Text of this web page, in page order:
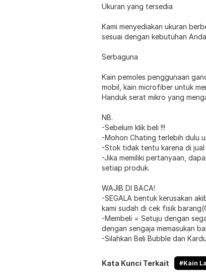
Ukuran yang tersedia
Kami menyediakan ukuran
sesuai dengan kebutuhan
Serbaguna
Kain pemoles penggunaan
mobil, kain microfiber untuk
Handuk serat mikro yang
NB.
-Sebelum klik beli !!!
-Mohon Chating terlebih dulu
-Stok tidak tentu karena di
-Jika memiliki pertanyaan,
setiap produk.
WAJIB DI BACA!
-SEGALA bentuk kerusakan
kami sudah di cek fisik
-Membeli = Setuju dengan
dengan sengaja memasukan
-Silahkan Beli Bubble dan
Kata Kunci Terkait #Kain